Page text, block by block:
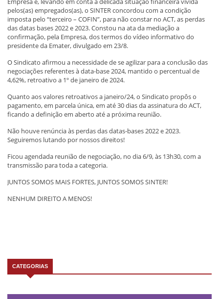
pelos(as) empregados(as), o SINTER concordou com a condição
imposta pelo “terceiro – COFIN”, para não constar no ACT, as perdas
das datas bases 2022 e 2023. Constou na ata da mediação a
confirmação, pela Empresa, dos termos do vídeo informativo do
presidente da Emater, divulgado em 23/8.
O Sindicato afirmou a necessidade de se agilizar para a conclusão das
negociações referentes à data-base 2024, mantido o percentual de
4,62%, retroativo a 1º de janeiro de 2024.
Quanto aos valores retroativos a janeiro/24, o Sindicato propôs o
pagamento, em parcela única, em até 30 dias da assinatura do ACT,
ficando a definição em aberto até a próxima reunião.
Não houve renúncia às perdas das datas-bases 2022 e 2023.
Seguiremos lutando por nossos direitos!
Ficou agendada reunião de negociação, no dia 6/9, às 13h30, com a
transmissão para toda a categoria.
JUNTOS SOMOS MAIS FORTES, JUNTOS SOMOS SINTER!
NENHUM DIREITO A MENOS!
CATEGORIAS